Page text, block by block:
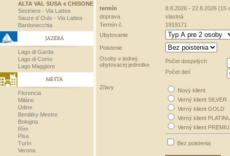
ALTA VAL SUSA e CHISONE
Sestriere - Via Lattea
Sauze d´Oulx - Via Lattea
Bardonecchia
JAZERÁ
Lago di Garda
Lago di Como
Lago Maggiore
MESTÁ
Florencia
Miláno
Udine
Benátky Mestre
Bologna
Rím
Pisa
Turín
Verona
termín
8.8.2026 - 22.8.2026 (15
doprava
vlastná
Termín č.
1919171
Ubytovanie
Poistenie
Osoby v jednej
ubytovacej jednotke
Počet dospelých
Počet detí
Zľavy
Nový klient
Verný klient SILVER
Verný klient GOLD
Verný klient
Verný klient
Bez poistenia